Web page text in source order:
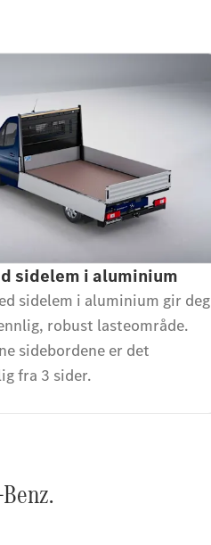
sidelem i aluminium
sidelem i aluminium gir deg
robust lasteområde.
sidebordene er det
fra 3 sider.